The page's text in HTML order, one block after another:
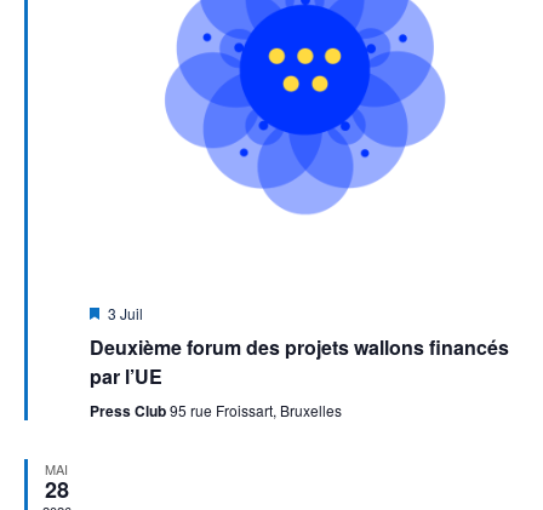
Mis
avant
3 Juil
Deuxième forum des projets wallons financés
par l’UE
Press Club95 rue Froissart, Bruxelles
MAI
28